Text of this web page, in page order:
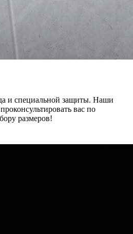
и специальной защиты. Наши
вас по
размеров!